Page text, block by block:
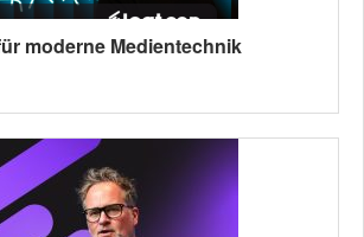
moderne Medientechnik